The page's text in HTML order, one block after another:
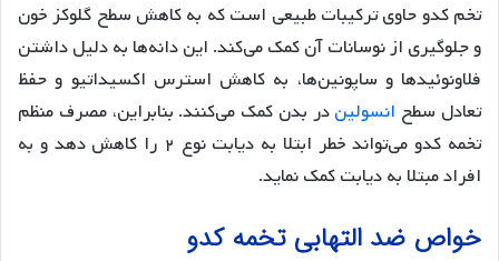
تخم کدو حاوی ترکیبات طبیعی است که به کاهش سطح گلوکز خون
و جلوگیری از نوسانات آن کمک می‌کند. این دانه‌ها به دلیل داشتن
فلاونوئیدها و ساپونین‌ها، به کاهش استرس اکسیداتیو و حفظ
تعادل سطح انسولیندر بدن کمک می‌کنند. بنابراین، مصرف منظم
تخمه کدو می‌تواند خطر ابتلا به دیابت نوع ۲ را کاهش دهد و به
افراد مبتلا به دیابت کمک نماید.
خواص ضد التهابی تخمه کدو